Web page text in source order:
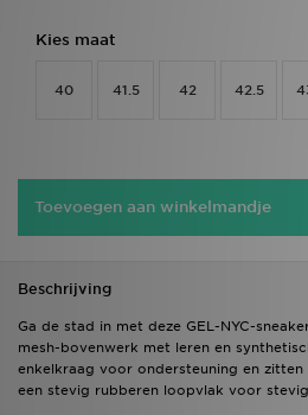
Kies maat
40 41.5 42 42.5
Toevoegen aan winkelmandje
Beschrijving
Ga de stad in met deze GEL-NYC-
mesh-bovenwerk met leren en
enkelkraag voor ondersteuning en
een stevig rubberen loopvlak voor